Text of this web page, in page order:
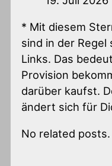
* Mit diesem
sind in der
Links. Das
Provision
darüber kaufst.
ändert sich für
No related posts.